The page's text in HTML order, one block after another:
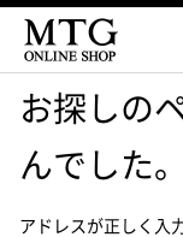
お探しの
んでした。
アドレスが正しく入